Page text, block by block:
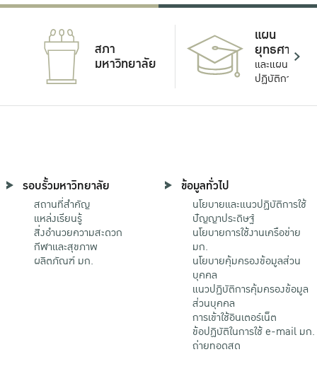
สภา
มหาวิทยาลัย
แผน
ยุทธศาสตร์
และแผน
ปฏิบัติการ
รอบรั้วมหาวิทยาลัย
สถานที่สำคัญ
แหล่งเรียนรู้
สิ่งอำนวยความสะดวก
กีฬาและสุขภาพ
ผลิตภัณฑ์ มก.
ข้อมูลทั่วไป
นโยบายและแนวปฏิบัติการใช้
ปัญญาประดิษฐ์
นโยบายการใช้งานเครือข่าย
มก.
นโยบายคุ้มครองข้อมูลส่วน
บุคคล
แนวปฏิบัติการคุ้มครองข้อมูล
ส่วนบุคคล
การเข้าใช้อินเตอร์เน็ต
ข้อปฏิบัติในการใช้ e-mail มก.
ถ่ายทอดสด